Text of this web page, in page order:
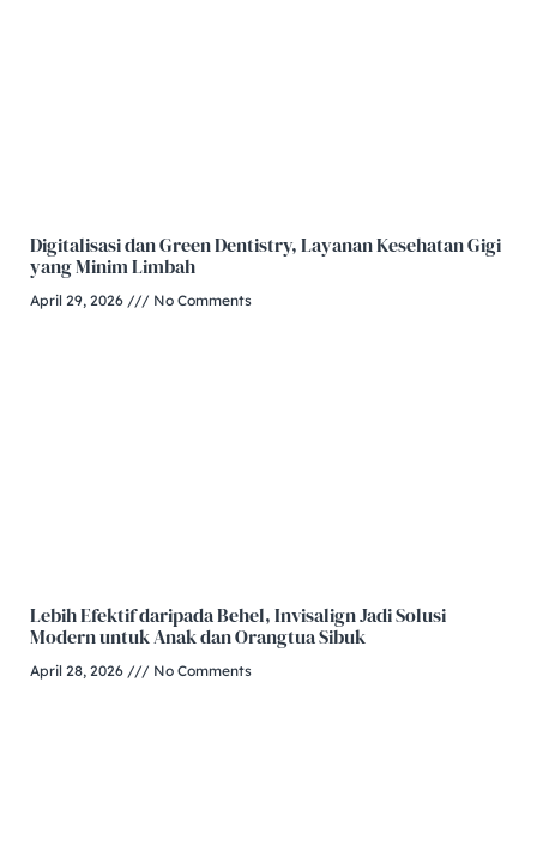
Digitalisasi dan Green Dentistry, Layanan Kesehatan Gigi
yang Minim Limbah
April 29, 2026 No Comments
Lebih Efektif daripada Behel, Invisalign Jadi Solusi
Modern untuk Anak dan Orangtua Sibuk
April 28, 2026 No Comments